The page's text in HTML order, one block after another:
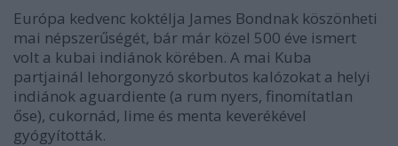
Európa kedvenc koktélja James Bondnak köszönheti
mai népszerűségét, bár már közel 500 éve ismert
volt a kubai indiánok körében. A mai Kuba
partjainál lehorgonyzó skorbutos kalózokat a helyi
indiánok aguardiente (a rum nyers, finomítatlan
őse), cukornád, lime és menta keverékével
gyógyították.